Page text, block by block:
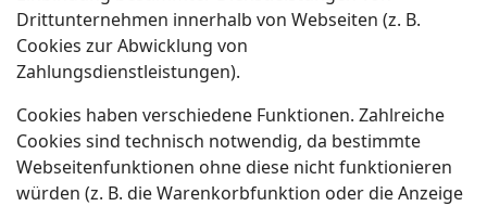
Drittunternehmen innerhalb von Webseiten (z. B.
Cookies zur Abwicklung von
Zahlungsdienstleistungen).
Cookies haben verschiedene Funktionen. Zahlreiche
Cookies sind technisch notwendig, da bestimmte
Webseitenfunktionen ohne diese nicht funktionieren
würden (z. B. die Warenkorbfunktion oder die Anzeige